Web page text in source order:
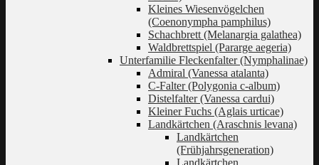
Kleines Wiesenvögelchen
(Coenonympha pamphilus)
Schachbrett (Melanargia galathea)
Waldbrettspiel (Pararge aegeria)
Unterfamilie Fleckenfalter (Nymphalinae)
Admiral (Vanessa atalanta)
C-Falter (Polygonia c-album)
Distelfalter (Vanessa cardui)
Kleiner Fuchs (Aglais urticae)
Landkärtchen (Araschnis levana)
Landkärtchen
(Frühjahrsgeneration)
Landkärtchen